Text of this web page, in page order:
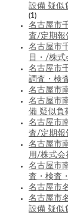
設備 疑似
(1)
名古屋市
査/定期報
名古屋市
目・/株式
名古屋市
調査・
名古屋市
名古屋市
備 疑似負
名古屋市
査/定期報
名古屋市
用/株式会
名古屋市
査・検
名古屋市
名古屋市
設備 疑似